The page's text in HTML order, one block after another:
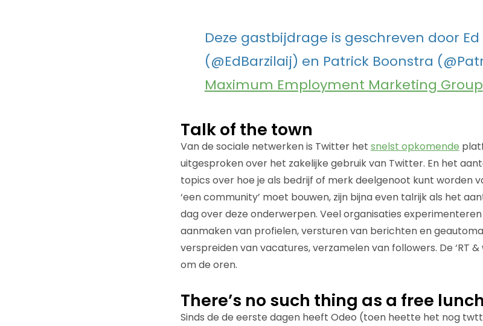
Deze gastbijdrage is geschreven door Ed
(@EdBarzilaij) en Patrick Boonstra
Maximum Employment Marketing Group
Talk of the town
Van de sociale netwerken is Twitter het snelst opkomende
uitgesproken over het zakelijke gebruik van Twitter. En het
topics over hoe je als bedrijf of merk deelgenoot kunt worden
‘een community’ moet bouwen, zijn bijna even talrijk als het
dag over deze onderwerpen. Veel organisaties
aanmaken van profielen, versturen van berichten en
verspreiden van vacatures, verzamelen van followers. De ‘RT
om de oren.
There’s no such thing as a free lunch
Sinds de de eerste dagen heeft Odeo (toen heette het nog